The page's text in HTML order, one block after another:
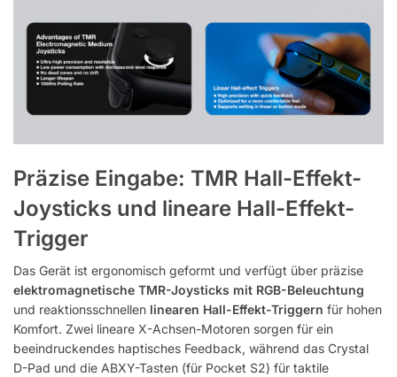
Präzise Eingabe: TMR Hall-Effekt-
Joysticks und lineare Hall-Effekt-
Trigger
Das Gerät ist ergonomisch geformt und verfügt über präzise
elektromagnetische TMR-Joysticks mit RGB-Beleuchtung
und reaktionsschnellen linearen Hall-Effekt-Triggern für hohen
Komfort. Zwei lineare X-Achsen-Motoren sorgen für ein
beeindruckendes haptisches Feedback, während das Crystal
D-Pad und die ABXY-Tasten (für Pocket S2) für taktile